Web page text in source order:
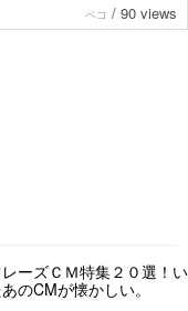
ペコ / 90 views
ーズＣＭ特集２０選！い
のCMが懐かしい。